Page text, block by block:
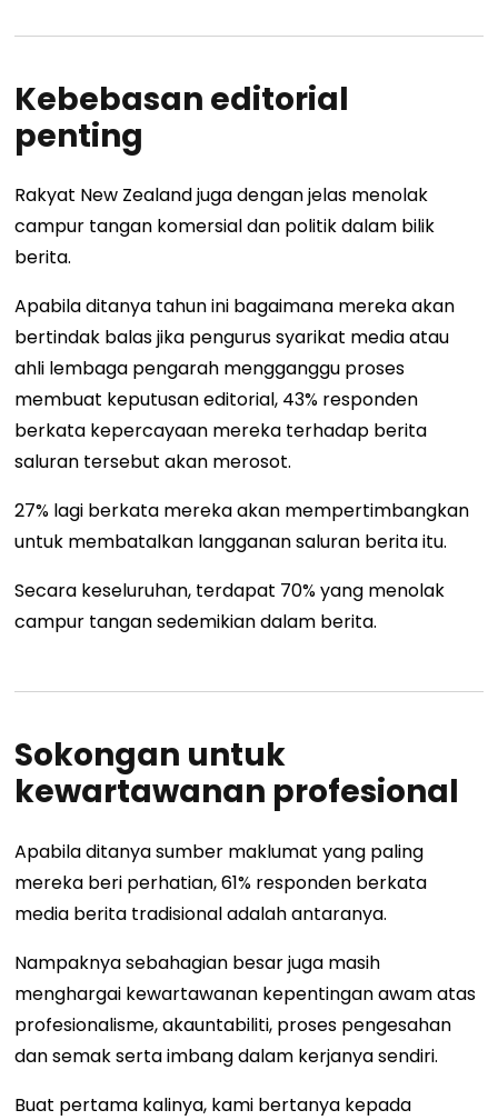
Kebebasan editorial
penting
Rakyat New Zealand juga dengan jelas menolak
campur tangan komersial dan politik dalam bilik
berita.
Apabila ditanya tahun ini bagaimana mereka akan
bertindak balas jika pengurus syarikat media atau
ahli lembaga pengarah mengganggu proses
membuat keputusan editorial, 43% responden
berkata kepercayaan mereka terhadap berita
saluran tersebut akan merosot.
27% lagi berkata mereka akan mempertimbangkan
untuk membatalkan langganan saluran berita itu.
Secara keseluruhan, terdapat 70% yang menolak
campur tangan sedemikian dalam berita.
Sokongan untuk
kewartawanan profesional
Apabila ditanya sumber maklumat yang paling
mereka beri perhatian, 61% responden berkata
media berita tradisional adalah antaranya.
Nampaknya sebahagian besar juga masih
menghargai kewartawanan kepentingan awam atas
profesionalisme, akauntabiliti, proses pengesahan
dan semak serta imbang dalam kerjanya sendiri.
Buat pertama kalinya, kami bertanya kepada